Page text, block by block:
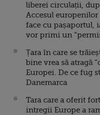
liberei circulații,
Accesul europenilor
face cu pașaportul,
vor primi un
Țara în care se
bine vrea să atragă
Europei. De ce fug
Danemarca
Tara care a oferit
intregii Europe a